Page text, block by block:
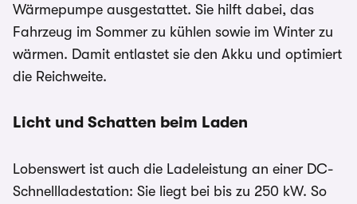
Wärmepumpe ausgestattet. Sie hilft dabei, das
Fahrzeug im Sommer zu kühlen sowie im Winter zu
wärmen. Damit entlastet sie den Akku und optimiert
die Reichweite.
Licht und Schatten beim Laden
Lobenswert ist auch die Ladeleistung an einer DC-
Schnellladestation: Sie liegt bei bis zu 250 kW. So